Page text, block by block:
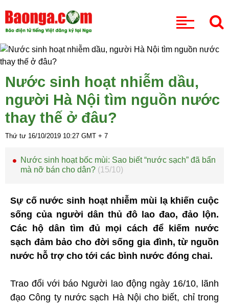
Nước sinh hoạt nhiễm dầu,
người Hà Nội tìm nguồn nước
thay thế ở đâu?
Thứ tư 16/10/2019 10:27 GMT + 7
Nước sinh hoạt bốc mùi: Sao biết “nước sạch” đã bẩn
mà nỡ bán cho dân? (15/10)
Sự cố nước sinh hoạt nhiễm mùi lạ khiến cuộc
sống của người dân thủ đô lao đao, đảo lộn.
Các hộ dân tìm đủ mọi cách để kiếm nước
sạch đảm bảo cho đời sống gia đình, từ nguồn
nước hỗ trợ cho tới các bình nước đóng chai.
Trao đổi với báo Người lao động ngày 16/10, lãnh
đạo Công ty nước sạch Hà Nội cho biết, chỉ trong